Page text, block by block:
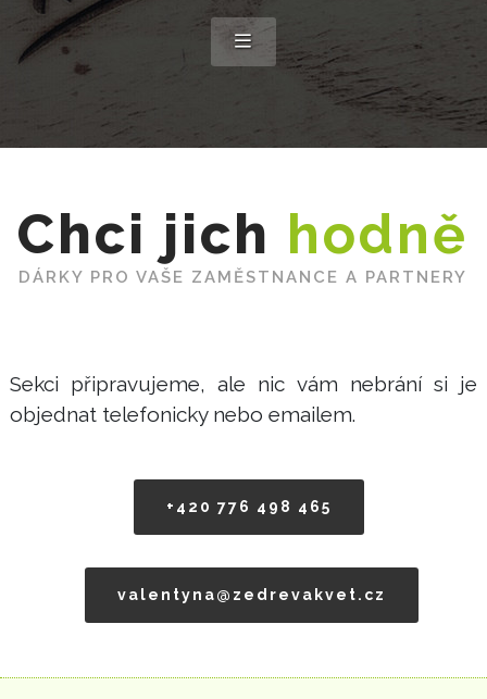
Chci jich hodně
DÁRKY PRO VAŠE ZAMĚSTNANCE A PARTNERY
Sekci připravujeme, ale nic vám nebrání si je
objednat telefonicky nebo emailem.
+420 776 498 465
valentyna@zedrevakvet.cz